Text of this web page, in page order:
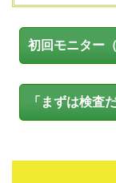
初回モニター
「まずは検査